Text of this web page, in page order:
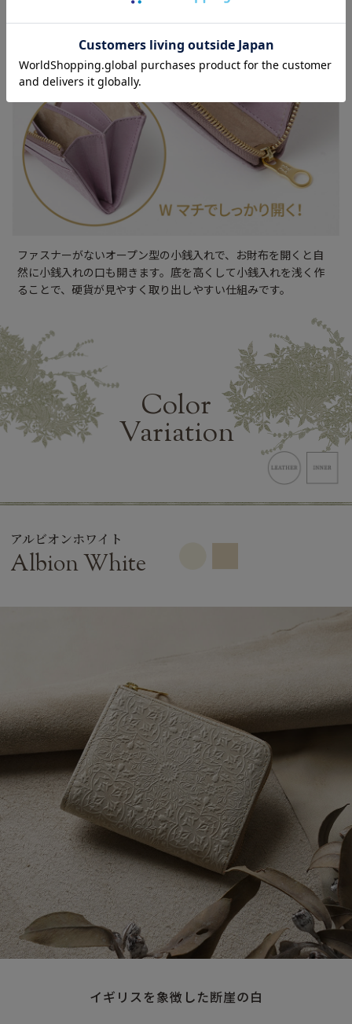
ファスナーがないオープン型の小銭入れで、お財布を開くと自
然に小銭入れの口も開きます。底を高くして小銭入れを浅く作
ることで、硬貨が見やすく取り出しやすい仕組みです。
Color
Variation
アルビオンホワイト
Albion White
イギリスを象徴した断崖の白